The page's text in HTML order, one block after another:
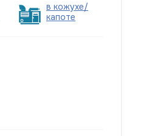
в кожухе/
капоте